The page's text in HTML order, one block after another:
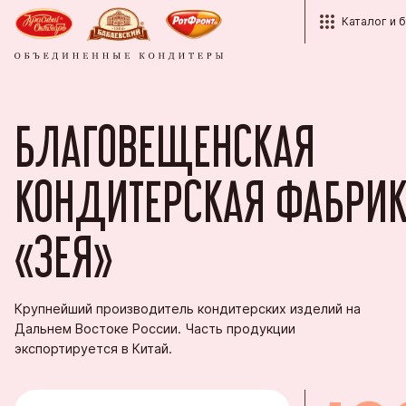
Каталог и
Награды
Студентам
Рот Фронт
Тульская
Оптовым
БЛАГОВЕЩЕНСКАЯ
КОНДИТЕРСКАЯ
«ЗЕЯ»
Крупнейший производитель кондитерских изделий на
Дальнем Востоке России. Часть продукции
экспортируется в Китай.